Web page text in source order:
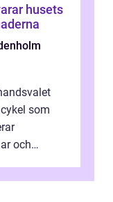
husets
som
och